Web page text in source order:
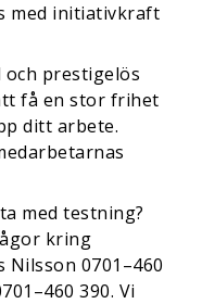
med initiativkraft
prestigelös
få en stor frihet
ditt arbete.
med testning?
kring
Nilsson 0701–460
390. Vi